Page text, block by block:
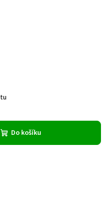
Do košíku